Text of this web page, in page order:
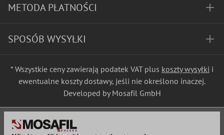
METODA PŁATNOŚCI
SPOSÓB WYSYŁKI
* Wszystkie ceny zawierają podatek VAT plus koszty wysyłki i
ewentualne koszty dostawy, jeśli nie określono inaczej.
Developed by Mosafil GmbH